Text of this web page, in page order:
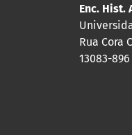
Enc. Hist.
Rua Cora
13083-